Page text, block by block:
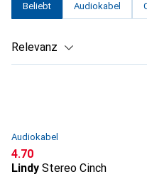
Beliebt Audiokabel
Relevanz
Audiokabel
CHF
4.70
Lindy Stereo Cinch